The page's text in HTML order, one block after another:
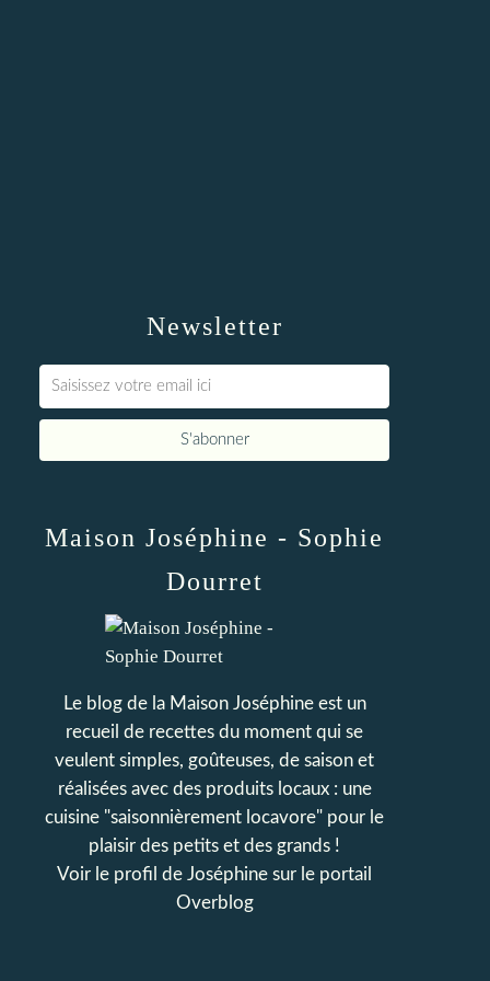
Newsletter
Maison Joséphine - Sophie
Dourret
Le blog de la Maison Joséphine est un
recueil de recettes du moment qui se
veulent simples, goûteuses, de saison et
réalisées avec des produits locaux : une
cuisine "saisonnièrement locavore" pour le
plaisir des petits et des grands !
Voir le profil de Joséphine sur le portail
Overblog